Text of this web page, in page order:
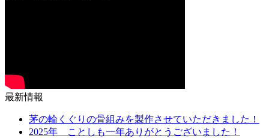
最新情報
茅の輪くぐりの骨組みを製作させていただきました！
2025年 ことしも一年ありがとうございました！